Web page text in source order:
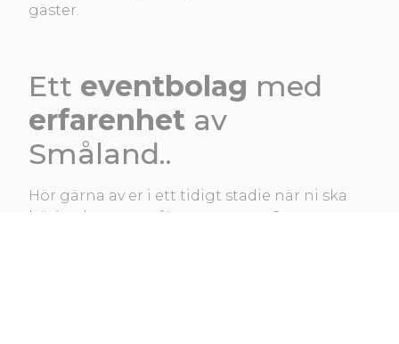
gäster.
Ett eventbolag med
erfarenhet av
Småland..
Hör gärna av er i ett tidigt stadie när ni ska
börja planera ert företagsevent. Genom att